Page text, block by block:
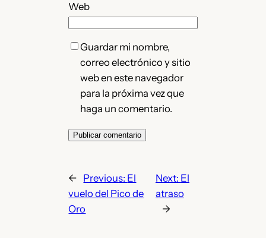
Web
Guardar mi nombre,
correo electrónico y sitio
web en este navegador
para la próxima vez que
haga un comentario.
← Previous: El
vuelo del Pico de
Oro
Next: El
atraso
→